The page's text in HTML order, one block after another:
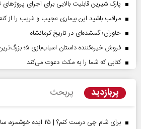
پارک شیرین قابلیت‌ بالایی برای اجرای
مراقب باشید این بیماری عجیب و غریب را از
خاوران؛ گمشده‌ای در تاریخ کرمانشاه
فروش خیره‌کننده داستان اسباب‌بازی ۵؛ بزرگ‌ترین افتتاحیه سال برای پیکسار
کتابی که شما را به مکث دعوت می‌کند
پربازدید پربحث
برای شام چی درست کنم؟ | ۲۵ ایده خوشمزه، ساده و فوری برای شام امشب